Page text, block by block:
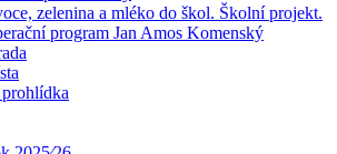
zelenina a mléko do škol. Školní projekt.
program Jan Amos Komenský